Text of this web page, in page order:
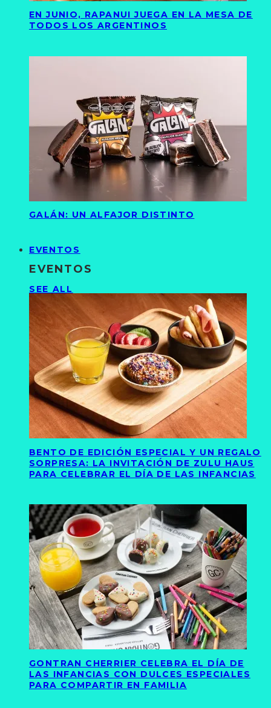
EN JUNIO, RAPANUI JUEGA EN LA MESA DE
TODOS LOS ARGENTINOS
GALÁN: UN ALFAJOR DISTINTO
EVENTOS
EVENTOS
SEE ALL
BENTO DE EDICIÓN ESPECIAL Y UN REGALO
SORPRESA: LA INVITACIÓN DE ZULU HAUS
PARA CELEBRAR EL DÍA DE LAS INFANCIAS
GONTRAN CHERRIER CELEBRA EL DÍA DE
LAS INFANCIAS CON DULCES ESPECIALES
PARA COMPARTIR EN FAMILIA